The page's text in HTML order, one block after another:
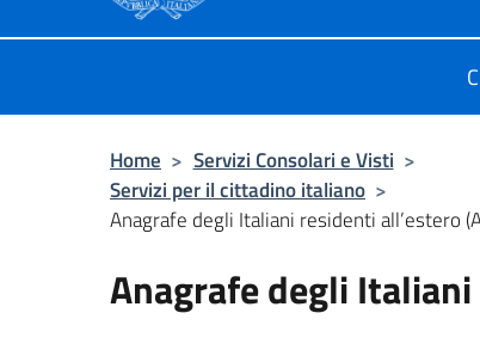
Home > Servizi Consolari e Visti >
Servizi per il cittadino italiano >
Anagrafe degli Italiani residenti all’estero
Anagrafe degli